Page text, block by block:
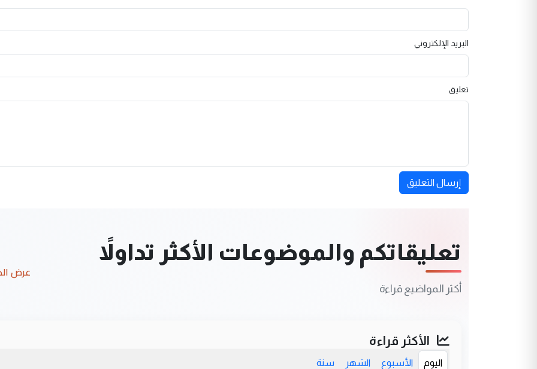
البريد الإلكتروني
تعليق
إرسال التعليق
تعليقاتكم والموضوعات الأكثر تداولاً
أكثر المواضيع قراءة
عرض
الأكثر قراءة
اليوم الأسبوع الشهر سنة